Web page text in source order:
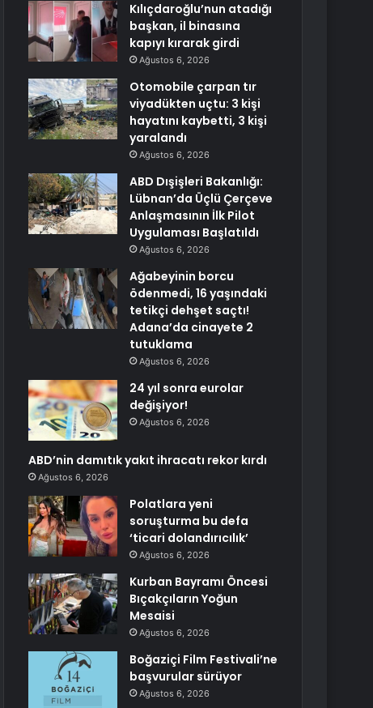
Kılıçdaroğlu’nun atadığı
başkan, il binasına
kapıyı kırarak girdi
Ağustos 6, 2026
Otomobile çarpan tır
viyadükten uçtu: 3 kişi
hayatını kaybetti, 3 kişi
yaralandı
Ağustos 6, 2026
ABD Dışişleri Bakanlığı:
Lübnan’da Üçlü Çerçeve
Anlaşmasının İlk Pilot
Uygulaması Başlatıldı
Ağustos 6, 2026
Ağabeyinin borcu
ödenmedi, 16 yaşındaki
tetikçi dehşet saçtı!
Adana’da cinayete 2
tutuklama
Ağustos 6, 2026
24 yıl sonra eurolar
değişiyor!
Ağustos 6, 2026
ABD’nin damıtık yakıt ihracatı rekor kırdı
Ağustos 6, 2026
Polatlara yeni
soruşturma bu defa
‘ticari dolandırıcılık’
Ağustos 6, 2026
Kurban Bayramı Öncesi
Bıçakçıların Yoğun
Mesaisi
Ağustos 6, 2026
Boğaziçi Film Festivali’ne
başvurular sürüyor
Ağustos 6, 2026